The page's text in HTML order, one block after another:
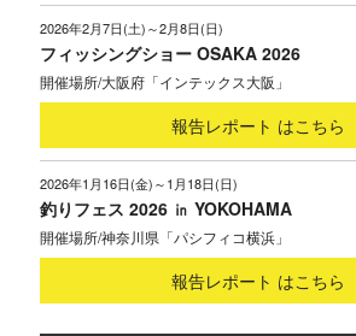
2026年2月7日(土)～2月8日(日)
フィッシングショー OSAKA 2026
大阪府「インテックス大阪」
報告レポート はこちら
2026年1月16日(金)～1月18日(日)
釣りフェス 2026 ㏌ YOKOHAMA
神奈川県「パシフィコ横浜」
報告レポート はこちら